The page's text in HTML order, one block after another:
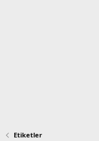
Etiketler